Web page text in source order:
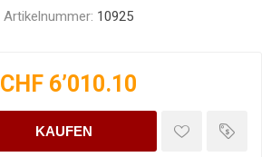
Artikelnummer: 10925
CHF 6’010.10
KAUFEN